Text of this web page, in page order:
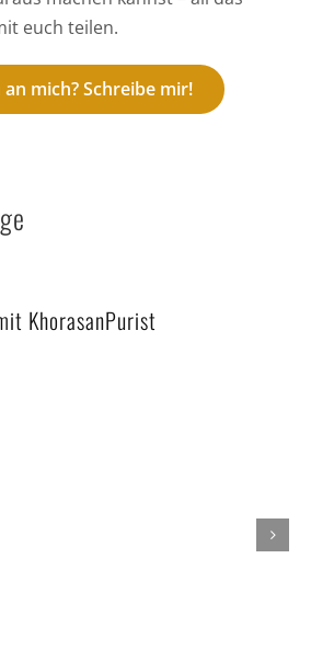
euch teilen.
mich? Schreibe mir!
KhorasanPurist